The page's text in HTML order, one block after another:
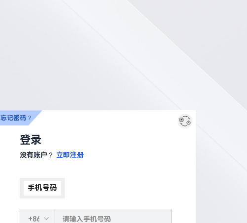
登录
没有账户？ 立即注册
手机号码
忘记密码？